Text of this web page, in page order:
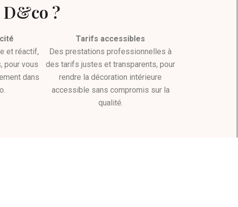
?
et réactif,
pour vous
dans
Tarifs accessibles
Des prestations professionnelles à
des tarifs justes et transparents, pour
rendre la décoration intérieure
accessible sans compromis sur la
qualité.